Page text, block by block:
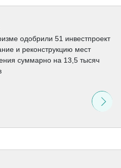
одобрили 51 инвестпроект
и реконструкцию мест
суммарно на 13,5 тысяч